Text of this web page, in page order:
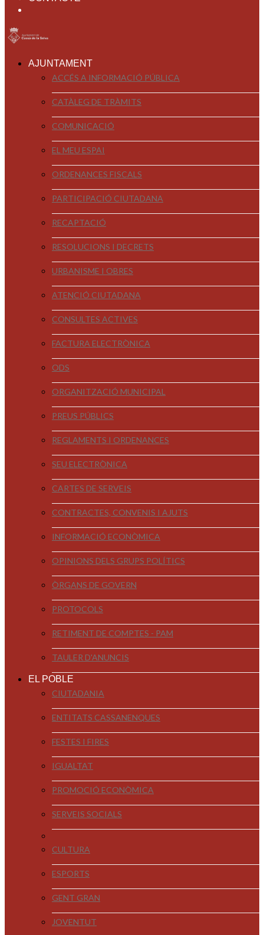
AJUNTAMENT
ACCÉS A INFORMACIÓ PÚBLICA
CATÀLEG DE TRÀMITS
COMUNICACIÓ
EL MEU ESPAI
ORDENANCES FISCALS
PARTICIPACIÓ CIUTADANA
RECAPTACIÓ
RESOLUCIONS I DECRETS
URBANISME I OBRES
ATENCIÓ CIUTADANA
CONSULTES ACTIVES
FACTURA ELECTRÒNICA
ODS
ORGANITZACIÓ MUNICIPAL
PREUS PÚBLICS
REGLAMENTS I ORDENANCES
SEU ELECTRÒNICA
CARTES DE SERVEIS
CONTRACTES, CONVENIS I AJUTS
INFORMACIÓ ECONÒMICA
OPINIONS DELS GRUPS POLÍTICS
ÒRGANS DE GOVERN
PROTOCOLS
RETIMENT DE COMPTES - PAM
TAULER D'ANUNCIS
EL POBLE
CIUTADANIA
ENTITATS CASSANENQUES
FESTES I FIRES
IGUALTAT
PROMOCIÓ ECONÒMICA
SERVEIS SOCIALS
CULTURA
ESPORTS
GENT GRAN
JOVENTUT